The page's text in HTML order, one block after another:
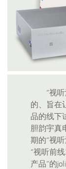
“视
的、旨在
品的线下
胆韵宇真
期的“视
“视听前
产品”的